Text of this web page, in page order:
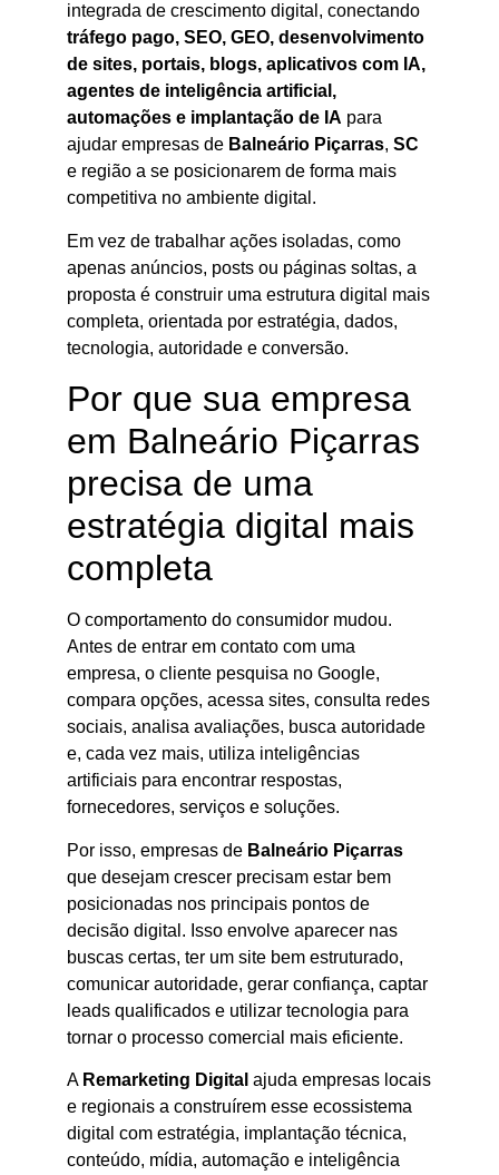
integrada de crescimento digital, conectando
tráfego pago, SEO, GEO, desenvolvimento
de sites, portais, blogs, aplicativos com IA,
agentes de inteligência artificial,
automações e implantação de IA para
ajudar empresas de Balneário Piçarras, SC
e região a se posicionarem de forma mais
competitiva no ambiente digital.
Em vez de trabalhar ações isoladas, como
apenas anúncios, posts ou páginas soltas, a
proposta é construir uma estrutura digital mais
completa, orientada por estratégia, dados,
tecnologia, autoridade e conversão.
Por que sua empresa
em Balneário Piçarras
precisa de uma
estratégia digital mais
completa
O comportamento do consumidor mudou.
Antes de entrar em contato com uma
empresa, o cliente pesquisa no Google,
compara opções, acessa sites, consulta redes
sociais, analisa avaliações, busca autoridade
e, cada vez mais, utiliza inteligências
artificiais para encontrar respostas,
fornecedores, serviços e soluções.
Por isso, empresas de Balneário Piçarras
que desejam crescer precisam estar bem
posicionadas nos principais pontos de
decisão digital. Isso envolve aparecer nas
buscas certas, ter um site bem estruturado,
comunicar autoridade, gerar confiança, captar
leads qualificados e utilizar tecnologia para
tornar o processo comercial mais eficiente.
A Remarketing Digital ajuda empresas locais
e regionais a construírem esse ecossistema
digital com estratégia, implantação técnica,
conteúdo, mídia, automação e inteligência